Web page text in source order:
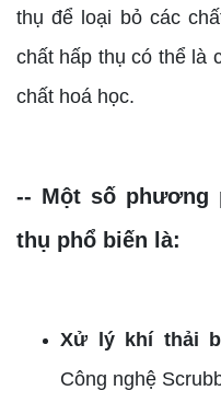
thụ để loại bỏ các
chất hấp thụ có thể là
chất hoá học.
-- Một số phương
thụ phổ biến là:
Xử lý khí thải
Công nghệ